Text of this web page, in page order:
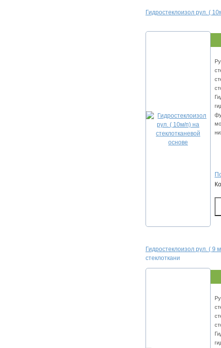
Гидростеклоизол рул. (
Гидростеклоизол рул. ( 9
стеклоткани